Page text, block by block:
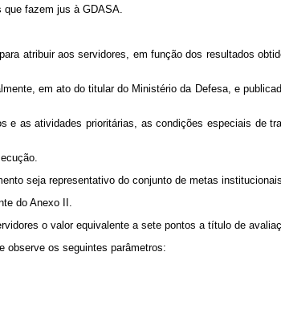
que fazem jus à GDASA.
atribuir aos servidores, em função dos resultados
em ato do titular do Ministério da Defesa, e
as atividades prioritárias, as condições especiais de
seja representativo do conjunto de metas
do Anexo II.
o valor equivalente a sete pontos a título de
observe os seguintes parâmetros: